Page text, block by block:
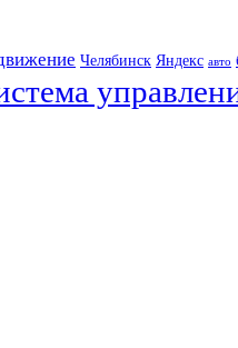
Челябинск Яндекс авто